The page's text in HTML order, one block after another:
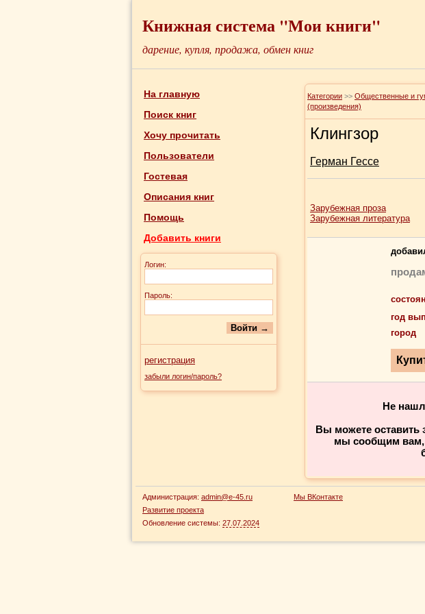
Книжная система "Мои книги"
дарение, купля, продажа, обмен книг
На главную
Поиск книг
Хочу прочитать
Пользователи
Гостевая
Описания книг
Помощь
Добавить книги
Логин:
Пароль:
регистрация
забыли логин/пароль?
Категории >> Общественные и
(произведения)
Клингзор
Герман Гессе
Зарубежная проза
Зарубежная литература
год
город
Не
Вы можете оставить
мы сообщим вам,
Администрация: admin@e-45.ru
Развитие проекта
Обновление системы: 27.07.2024
Мы ВКонтакте